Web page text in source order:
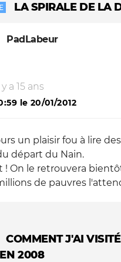
LA SPIRALE DE LA
PadLabeur
y a 15 ans
le 20/01/2012
un plaisir fou à lire
départ du Nain.
! On le retrouvera
de pauvres
COMMENT J'AI
2008